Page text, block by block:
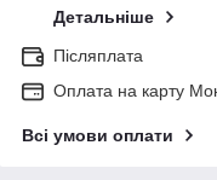
Детальніше
Післяплата
Оплата на карту
Всі умови оплати